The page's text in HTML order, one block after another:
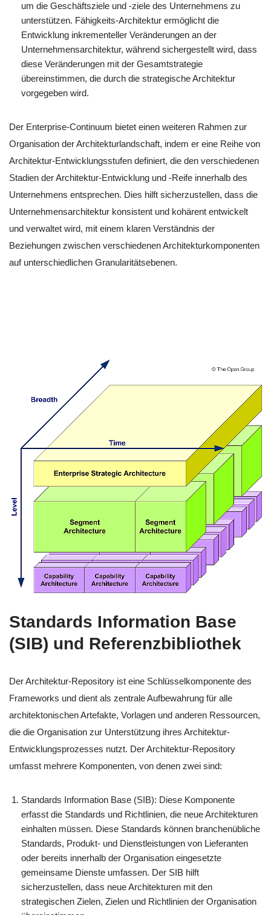
um die Geschäftsziele und -ziele des Unternehmens zu
unterstützen. Fähigkeits-Architektur ermöglicht die
Entwicklung inkrementeller Veränderungen an der
Unternehmensarchitektur, während sichergestellt wird, dass
diese Veränderungen mit der Gesamtstrategie
übereinstimmen, die durch die strategische Architektur
vorgegeben wird.
Der Enterprise-Continuum bietet einen weiteren Rahmen zur
Organisation der Architekturlandschaft, indem er eine Reihe von
Architektur-Entwicklungsstufen definiert, die den verschiedenen
Stadien der Architektur-Entwicklung und -Reife innerhalb des
Unternehmens entsprechen. Dies hilft sicherzustellen, dass die
Unternehmensarchitektur konsistent und kohärent entwickelt
und verwaltet wird, mit einem klaren Verständnis der
Beziehungen zwischen verschiedenen Architekturkomponenten
auf unterschiedlichen Granularitätsebenen.
Standards Information Base
(SIB) und Referenzbibliothek
Der Architektur-Repository ist eine Schlüsselkomponente des
Frameworks und dient als zentrale Aufbewahrung für alle
architektonischen Artefakte, Vorlagen und anderen Ressourcen,
die die Organisation zur Unterstützung ihres Architektur-
Entwicklungsprozesses nutzt. Der Architektur-Repository
umfasst mehrere Komponenten, von denen zwei sind:
Standards Information Base (SIB): Diese Komponente
erfasst die Standards und Richtlinien, die neue Architekturen
einhalten müssen. Diese Standards können branchenübliche
Standards, Produkt- und Dienstleistungen von Lieferanten
oder bereits innerhalb der Organisation eingesetzte
gemeinsame Dienste umfassen. Der SIB hilft
sicherzustellen, dass neue Architekturen mit den
strategischen Zielen, Zielen und Richtlinien der Organisation